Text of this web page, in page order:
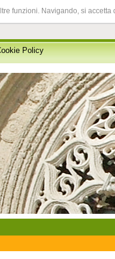
funzioni. Navigando, si
Policy